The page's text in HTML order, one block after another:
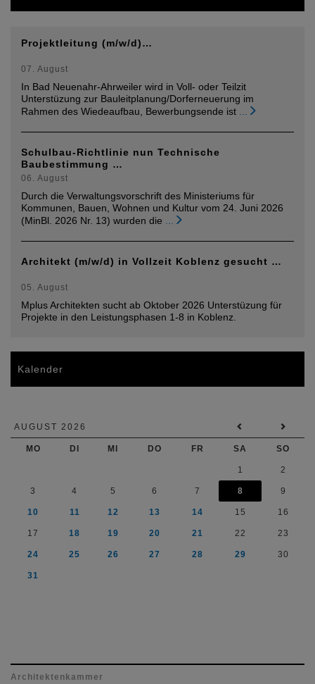
Projektleitung (m/w/d)…
07. August
In Bad Neuenahr-Ahrweiler wird in Voll- oder Teilzit
Unterstüzung zur Bauleitplanung/Dorferneuerung im
Rahmen des Wiedeaufbau, Bewerbungsende ist
Schulbau-Richtlinie nun Technische
Baubestimmung …
06. August
Durch die Verwaltungsvorschrift des Ministeriums für
Kommunen, Bauen, Wohnen und Kultur vom 24. Juni 2026
(MinBl. 2026 Nr. 13) wurden die
Architekt (m/w/d) in Vollzeit Koblenz gesucht …
05. August
Mplus Architekten sucht ab Oktober 2026 Unterstüzung für
Projekte in den Leistungsphasen 1-8 in Koblenz.
Kalender
AUGUST 2026
MO DI MI DO FR SA SO
1 2
3 4 5 6 7 8 9
10 11 12 13 14 15 16
17 18 19 20 21 22 23
24 25 26 27 28 29 30
31
Architektenkammer